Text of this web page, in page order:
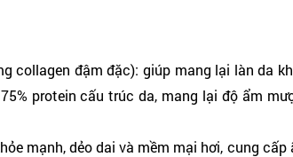
collagen đậm đặc): giúp mang lại làn da
protein cấu trúc da, mang lại độ ẩm
mạnh, dẻo dai và mềm mại hơi, cung cấp